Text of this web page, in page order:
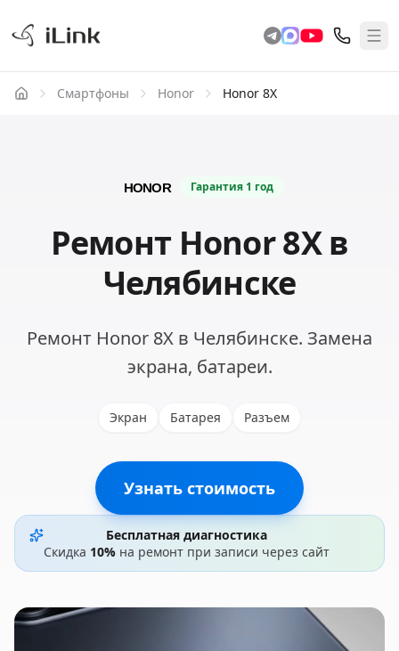
Смартфоны Honor Honor 8X
Гарантия 1 год
Ремонт Honor 8X в
Челябинске
Ремонт Honor 8X в Челябинске. Замена
экрана, батареи.
Экран Батарея Разъем
Узнать стоимость
Бесплатная диагностика
Скидка 10% на ремонт при записи через сайт